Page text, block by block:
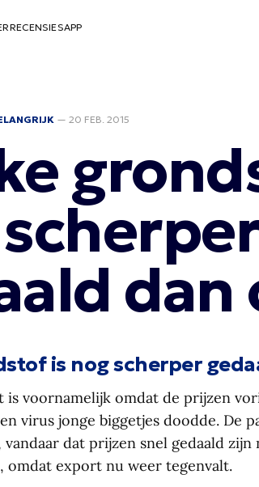
RECENSIESAPP
— 20 FEB. 2015
dan
is nog scherper
is voornamelijk omdat de prijzen
virus jonge biggetjes doodde. De
dat prijzen snel gedaald zijn
omdat export nu weer tegenvalt.